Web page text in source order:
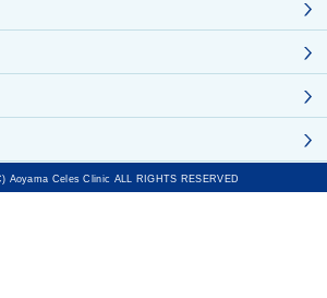
Aoyama Celes Clinic ALL RIGHTS RESERVED